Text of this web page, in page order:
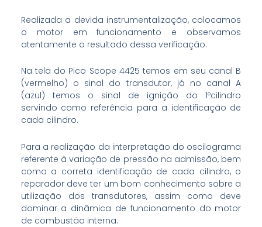
Realizada a devida instrumentalização, colocamos
o motor em funcionamento e observamos
atentamente o resultado dessa verificação.
Na tela do Pico Scope 4425 temos em seu canal B
(vermelho) o sinal do transdutor, já no canal A
(azul) temos o sinal de ignição do 1ºcilindro
servindo como referência para a identificação de
cada cilindro.
Para a realização da interpretação do oscilograma
referente à variação de pressão na admissão, bem
como a correta identificação de cada cilindro, o
reparador deve ter um bom conhecimento sobre a
utilização dos transdutores, assim como deve
dominar a dinâmica de funcionamento do motor
de combustão interna.